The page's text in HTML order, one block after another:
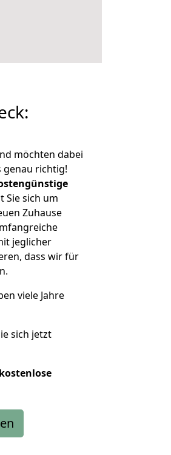
möchten dabei
genau richtig!
Sie sich um
Zuhause
jeglicher
dass wir für
viele Jahre
sich jetzt
kostenlose